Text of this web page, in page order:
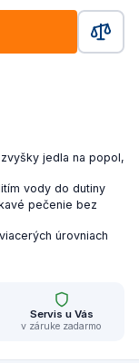
jedla na popol,
vody do dutiny
pečenie bez
úrovniach
Servis u Vás
v záruke zadarmo